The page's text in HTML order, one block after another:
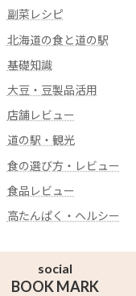
副菜レシピ
北海道の食と道の駅
基礎知識
大豆・豆製品活用
店舗レビュー
道の駅・観光
食の選び方・レビュー
食品レビュー
高たんぱく・ヘルシー
social
BOOK MARK